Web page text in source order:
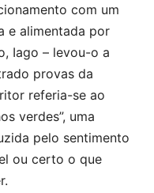
com um
e alimentada por
Iago – levou-o a
provas da
referia-se ao
verdes”, uma
pelo sentimento
ou certo o que